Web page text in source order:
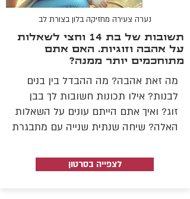
נערה צעירה מחזיקה בלון בצורת לב
תשובות של בת 14 וחצי לשאלות
על אהבה וזוגיות. האם אתם
מתוחכמים יותר ממנה?
מה זאת אהבה? מה ההבדל בין בנים
לבנות? אילו תכונות חשובות לך בבן
זוג? ואיך אתם הייתם עונים על השאלות
האלה? שיחה שנתית שנייה עם מתבגרת
לצפייה בסרטון